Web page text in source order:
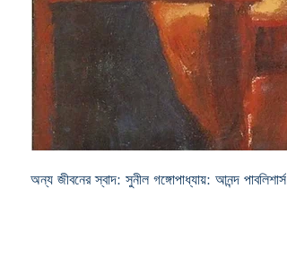
অন্য জীবনের স্বাদ: সুনীল গঙ্গোপাধ্যায়: আনন্দ পাবলিশার্স